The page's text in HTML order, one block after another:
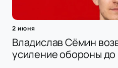
2 июня
Владислав Сёмин
усиление обороны до